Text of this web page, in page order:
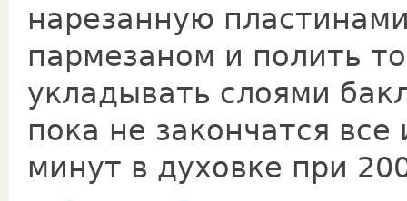
нарезанную
пармезаном и полить
укладывать слоями
пока не закончатся
минут в духовке при